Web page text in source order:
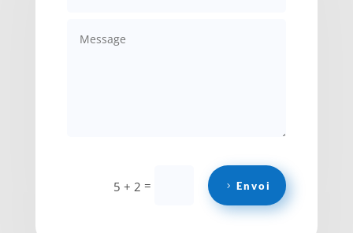
5 + 2 = Envoi